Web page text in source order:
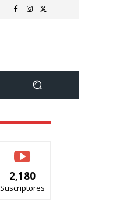
2,180
Suscriptores